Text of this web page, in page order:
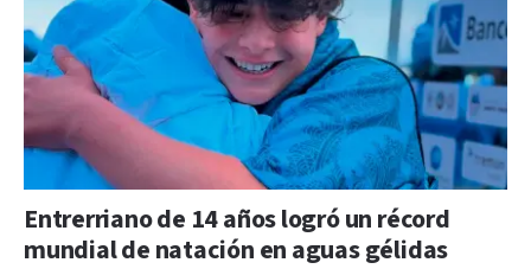
Entrerriano de 14 años logró un récord
mundial de natación en aguas gélidas